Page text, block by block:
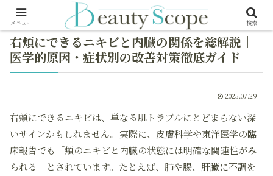
右頬にできるニキビと内臓の関係を総解説｜
医学的原因・症状別の改善対策徹底ガイド
2025.07.29
右頬にできるニキビは、単なる肌トラブルにとどまらない深
いサインかもしれません。実際に、皮膚科学や東洋医学の臨
床報告でも「頬のニキビと内臓の状態には明確な関連性がみ
られる」とされています。たとえば、肺や腸、肝臓に不調を
メニュー 検索